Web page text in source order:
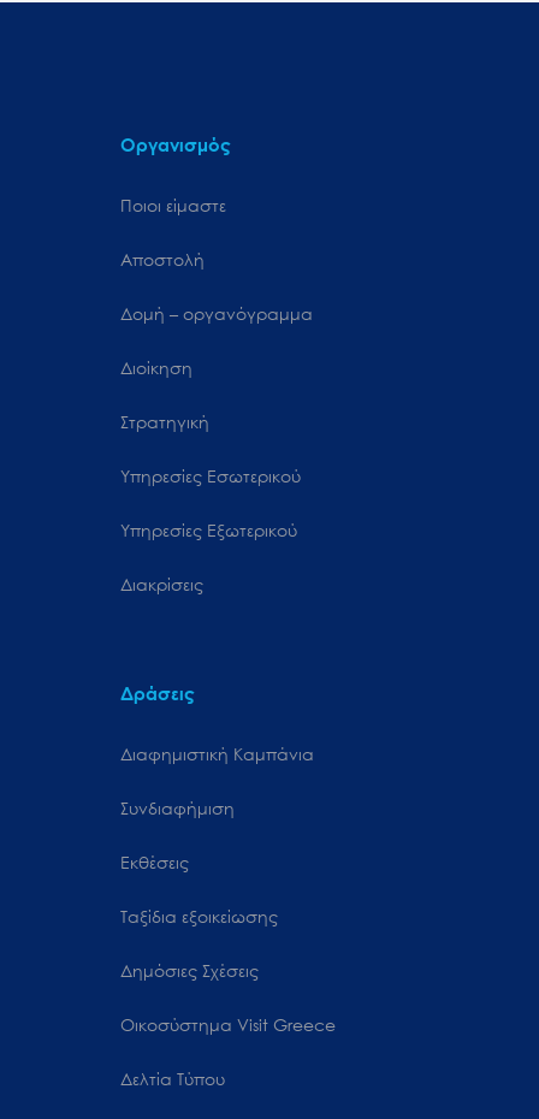
Οργανισμός
Ποιοι είμαστε
Αποστολή
Δομή – οργανόγραμμα
Διοίκηση
Στρατηγική
Υπηρεσίες Εσωτερικού
Υπηρεσίες Εξωτερικού
Διακρίσεις
Δράσεις
Διαφημιστική Καμπάνια
Συνδιαφήμιση
Εκθέσεις
Ταξίδια εξοικείωσης
Δημόσιες Σχέσεις
Oικοσύστημα Visit Greece
Δελτία Τύπου